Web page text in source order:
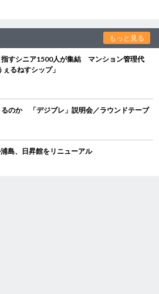
もっと見る
指すシニア1500人が集結 マンション管理代
るねすシップ」
のか 「デジブレ」説明会／ラウンドテーブ
島、日昇館をリニューアル